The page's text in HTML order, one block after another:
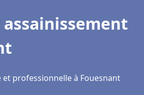
professionnelle à Fouesnant